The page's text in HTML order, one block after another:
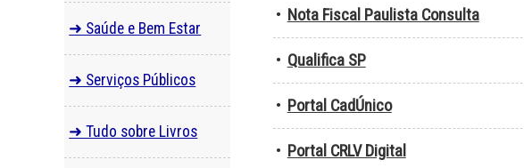
➜ Saúde e Bem Estar
➜ Serviços Públicos
➜ Tudo sobre Livros
• Nota Fiscal Paulista Consulta
• Qualifica SP
• Portal CadÚnico
• Portal CRLV Digital